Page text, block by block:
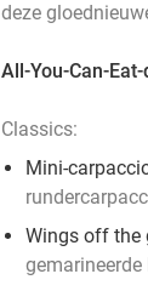
deze
All-You-Can-
Classics:
Mini-
Wings off the